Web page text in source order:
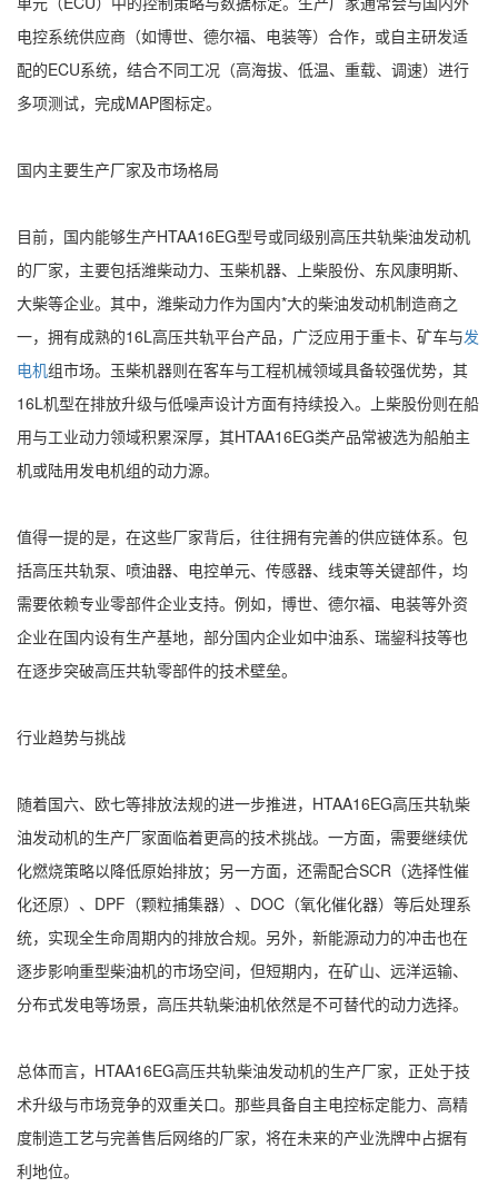
电控系统供应商（如博世、德尔福、电装等）合作，或自主研发适
配的ECU系统，结合不同工况（高海拔、低温、重载、调速）进行
多项测试，完成MAP图标定。
国内主要生产厂家及市场格局
目前，国内能够生产HTAA16EG型号或同级别高压共轨柴油发动机
的厂家，主要包括潍柴动力、玉柴机器、上柴股份、东风康明斯、
大柴等企业。其中，潍柴动力作为国内*大的柴油发动机制造商之
一，拥有成熟的16L高压共轨平台产品，广泛应用于重卡、矿车与发
电机组市场。玉柴机器则在客车与工程机械领域具备较强优势，其
16L机型在排放升级与低噪声设计方面有持续投入。上柴股份则在船
用与工业动力领域积累深厚，其HTAA16EG类产品常被选为船舶主
机或陆用发电机组的动力源。
值得一提的是，在这些厂家背后，往往拥有完善的供应链体系。包
括高压共轨泵、喷油器、电控单元、传感器、线束等关键部件，均
需要依赖专业零部件企业支持。例如，博世、德尔福、电装等外资
企业在国内设有生产基地，部分国内企业如中油系、瑞鋆科技等也
在逐步突破高压共轨零部件的技术壁垒。
行业趋势与挑战
随着国六、欧七等排放法规的进一步推进，HTAA16EG高压共轨柴
油发动机的生产厂家面临着更高的技术挑战。一方面，需要继续优
化燃烧策略以降低原始排放；另一方面，还需配合SCR（选择性催
化还原）、DPF（颗粒捕集器）、DOC（氧化催化器）等后处理系
统，实现全生命周期内的排放合规。另外，新能源动力的冲击也在
逐步影响重型柴油机的市场空间，但短期内，在矿山、远洋运输、
分布式发电等场景，高压共轨柴油机依然是不可替代的动力选择。
总体而言，HTAA16EG高压共轨柴油发动机的生产厂家，正处于技
术升级与市场竞争的双重关口。那些具备自主电控标定能力、高精
度制造工艺与完善售后网络的厂家，将在未来的产业洗牌中占据有
利地位。